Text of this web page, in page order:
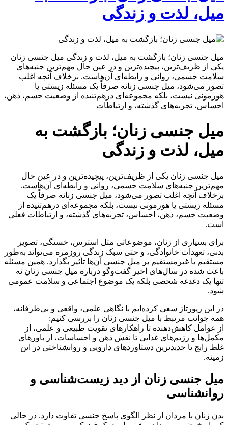
میل، لذت و زندگی
میل جنسی زنان؛ بازگشت به میل، لذت و زندگی میل جنسی زنان
یکی از ظریف‌ترین، پیچیده‌ترین و در عین حال مهم‌ترین جنبه‌های
سلامت جسمی، روانی و رابطه‌ای آن‌هاست. برخلاف آنچه اغلب
تصور می‌شود، میل جنسی زنانه صرفاً یک مسئله زیستی یا
هورمونی نیست، بلکه مجموعه‌ای درهم‌تنیده از وضعیت جسم، ذهن،
احساس، تجربه‌های گذشته، و ارتباطات
میل جنسی زنان؛ بازگشت به
میل، لذت و زندگی
میل جنسی زنان یکی از ظریف‌ترین، پیچیده‌ترین و در عین حال
مهم‌ترین جنبه‌های سلامت جسمی، روانی و رابطه‌ای آن‌هاست.
برخلاف آنچه اغلب تصور می‌شود، میل جنسی زنانه صرفاً یک
مسئله زیستی یا هورمونی نیست، بلکه مجموعه‌ای درهم‌تنیده از
وضعیت جسم، ذهن، احساس، تجربه‌های گذشته، و ارتباطات فعلی
است.
برای بسیاری از زنان، موضوعاتی مثل استرس، خستگی، تصویر
بدنی، تعهدات خانوادگی، و حتی سبک زندگی روزمره می‌تواند به‌طور
مستقیم یا غیرمستقیم بر میل جنسی آن‌ها تأثیر بگذارد. همین مسئله
باعث شده در سال‌های اخیر گفت‌وگو درباره میل جنسی زنان نه
تنها یک دغدغه شخصی بلکه یک موضوع اجتماعی و سلامت عمومی
شود.
در این رپورتاژ سعی کرده‌ایم با نگاهی علمی، واقعی و بی‌طرفانه،
همه جوانب مرتبط با میل جنسی زنان را بررسی کنیم:
از عوامل کاهش‌دهنده تا راهکارهای تقویت طبیعی و علمی، از
مکمل‌ها و رژیم‌های غذایی تا نقش ذهن و احساسات، از باورهای
غلط رایج تا جدیدترین دستاوردهای دارویی و روانشناختی در این
زمینه.
میل جنسی زنان از دید زیست‌شناسی و
روانشناسی
بدن زنان با مردان از نظر الگوی پاسخ جنسی تفاوت دارد. در حالی